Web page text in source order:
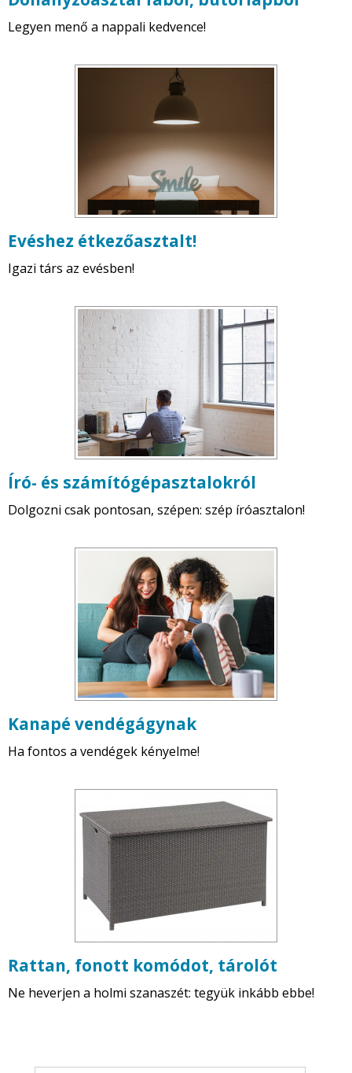
Legyen menő a nappali kedvence!
Evéshez étkezőasztalt!
Igazi társ az evésben!
Író- és számítógépasztalokról
Dolgozni csak pontosan, szépen: szép íróasztalon!
Kanapé vendégágynak
Ha fontos a vendégek kényelme!
Rattan, fonott komódot, tárolót
Ne heverjen a holmi szanaszét: tegyük inkább ebbe!